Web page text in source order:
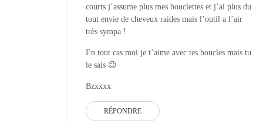
courts j’assume plus mes bouclettes et j’ai plus du
tout envie de cheveux raides mais l’outil a l’air
très sympa !
En tout cas moi je t’aime avec tes boucles mais tu
le sais 😉
Bzxxxx
RÉPONDRE